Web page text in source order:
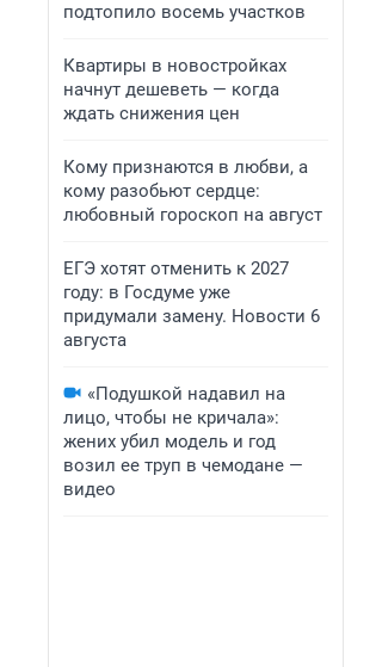
подтопило восемь участков
Квартиры в новостройках
начнут дешеветь — когда
ждать снижения цен
Кому признаются в любви, а
кому разобьют сердце:
любовный гороскоп на август
ЕГЭ хотят отменить к 2027
году: в Госдуме уже
придумали замену. Новости 6
августа
«Подушкой надавил на
лицо, чтобы не кричала»:
жених убил модель и год
возил ее труп в чемодане —
видео